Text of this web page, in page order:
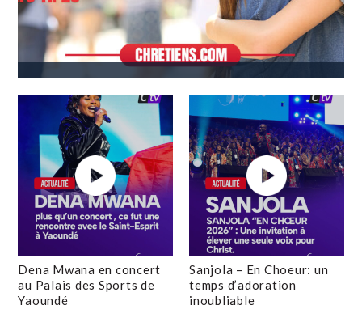
Dena Mwana en concert
au Palais des Sports de
Yaoundé
Sanjola – En Choeur: un
temps d’adoration
inoubliable